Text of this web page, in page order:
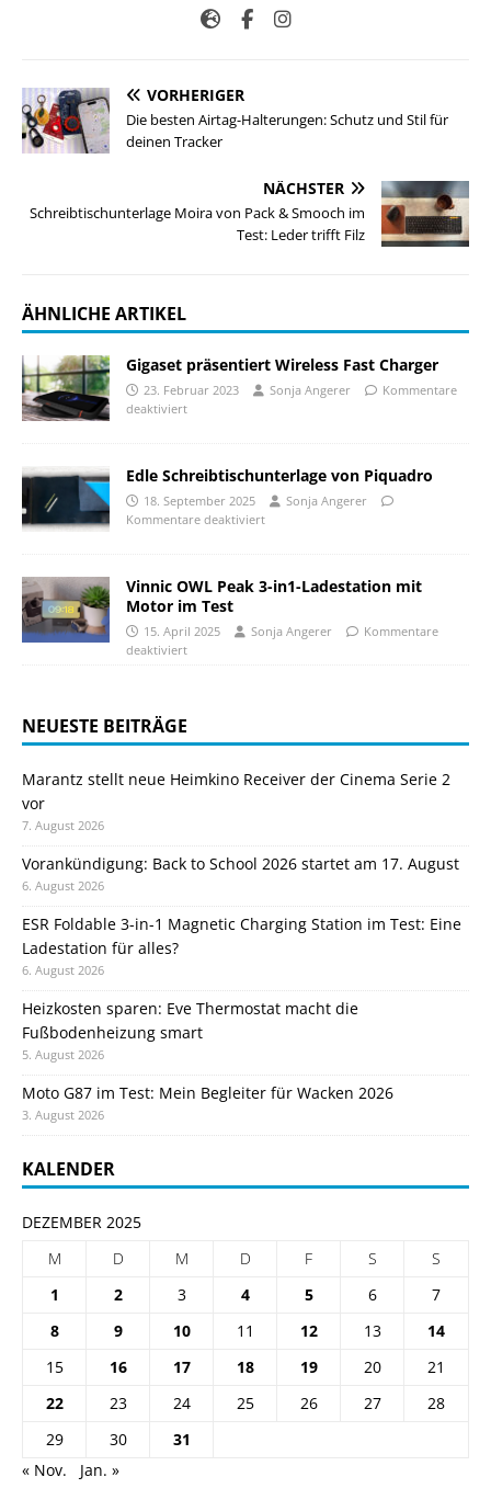
VORHERIGER
Die besten Airtag-Halterungen: Schutz und Stil für
deinen Tracker
NÄCHSTER
Schreibtischunterlage Moira von Pack & Smooch im
Test: Leder trifft Filz
ÄHNLICHE ARTIKEL
Gigaset präsentiert Wireless Fast Charger
23. Februar 2023 Sonja Angerer
Kommentare
deaktiviert
Edle Schreibtischunterlage von Piquadro
18. September 2025
Sonja Angerer
Kommentare deaktiviert
Vinnic OWL Peak 3-in1-Ladestation mit
Motor im Test
15. April 2025 Sonja Angerer
Kommentare
deaktiviert
NEUESTE BEITRÄGE
Marantz stellt neue Heimkino Receiver der Cinema Serie 2
vor
7. August 2026
Vorankündigung: Back to School 2026 startet am 17. August
6. August 2026
ESR Foldable 3-in-1 Magnetic Charging Station im Test: Eine
Ladestation für alles?
6. August 2026
Heizkosten sparen: Eve Thermostat macht die
Fußbodenheizung smart
5. August 2026
Moto G87 im Test: Mein Begleiter für Wacken 2026
3. August 2026
KALENDER
DEZEMBER 2025
M
D M D F S
S
1
2 3 4 5 6
7
8
9 10 11 12 13
14
15
16 17 18 19 20
21
22
23 24 25 26 27
28
29
30
31
« Nov.
Jan. »